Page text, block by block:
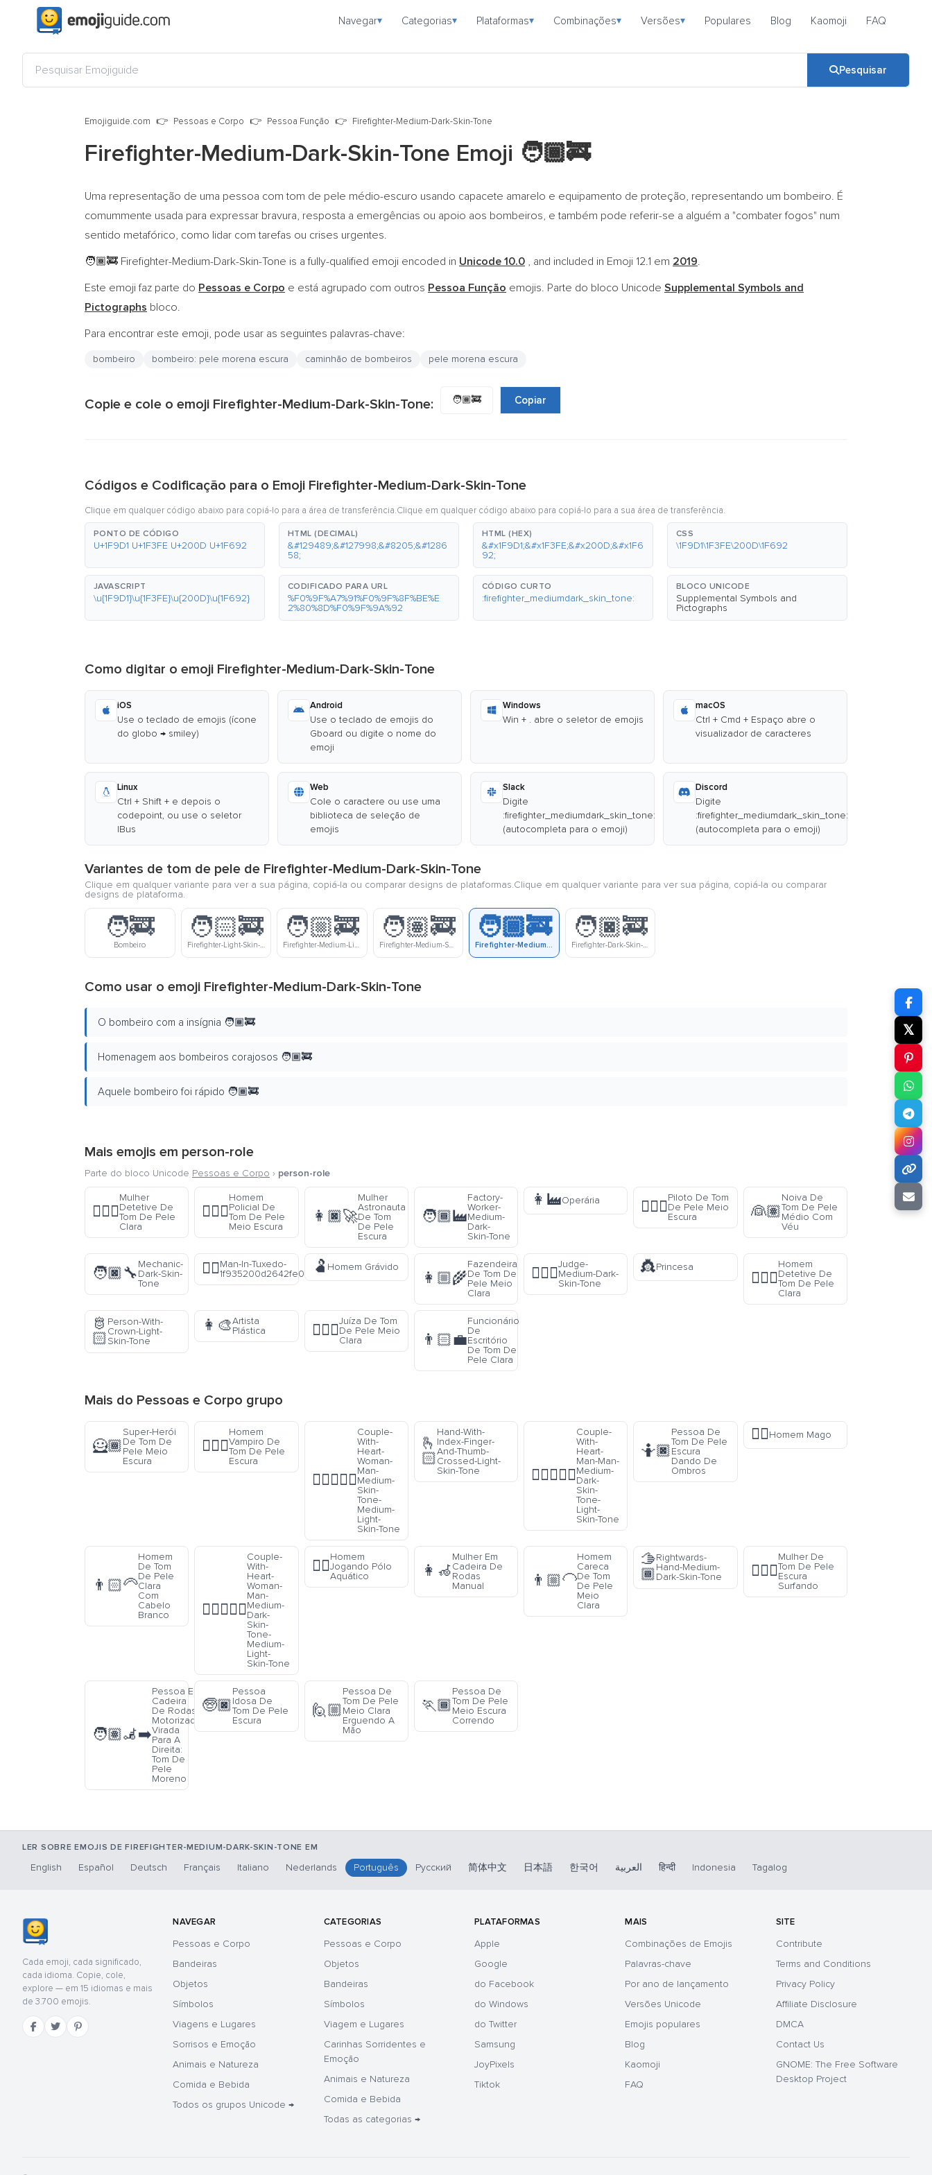
Navegar▾ Categorias▾ Plataformas▾ Combinações▾ Versões▾ Populares Blog Kaomoji FAQ
Pesquisar
Emojiguide.com Pessoas e Corpo Pessoa Função Firefighter-Medium-Dark-Skin-Tone
Firefighter-Medium-Dark-Skin-Tone Emoji 🧑🏾‍🚒
Uma representação de uma pessoa com tom de pele médio-escuro usando capacete amarelo e equipamento de proteção, representando um bombeiro. É
comummente usada para expressar bravura, resposta a emergências ou apoio aos bombeiros, e também pode referir-se a alguém a "combater fogos" num
sentido metafórico, como lidar com tarefas ou crises urgentes.
🧑🏾‍🚒 Firefighter-Medium-Dark-Skin-Tone is a fully-qualified emoji encoded in Unicode 10.0 , and included in Emoji 12.1 em 2019.
Este emoji faz parte do Pessoas e Corpo e está agrupado com outros Pessoa Função emojis. Parte do bloco Unicode Supplemental Symbols and
Pictographs bloco.
Para encontrar este emoji, pode usar as seguintes palavras-chave:
bombeiro bombeiro: pele morena escura caminhão de bombeiros pele morena escura
Copie e cole o emoji Firefighter-Medium-Dark-Skin-Tone: 🧑🏾‍🚒 Copiar
Códigos e Codificação para o Emoji Firefighter-Medium-Dark-Skin-Tone
Clique em qualquer código abaixo para copiá-lo para a área de transferência.Clique em qualquer código abaixo para copiá-lo para a sua área de transferência.
PONTO DE CÓDIGO
U+1F9D1 U+1F3FE U+200D U+1F692
HTML (DECIMAL)
&#129489;&#127998;&#8205;&#1286
58;
HTML (HEX)
&#x1F9D1;&#x1F3FE;&#x200D;&#x1F6
92;
CSS
\1F9D1\1F3FE\200D\1F692
JAVASCRIPT
\u{1F9D1}\u{1F3FE}\u{200D}\u{1F692}
CODIFICADO PARA URL
%F0%9F%A7%91%F0%9F%8F%BE%E
2%80%8D%F0%9F%9A%92
CÓDIGO CURTO
:firefighter_mediumdark_skin_tone:
BLOCO UNICODE
Supplemental Symbols and
Pictographs
Como digitar o emoji Firefighter-Medium-Dark-Skin-Tone
iOS
Use o teclado de emojis (ícone
do globo → smiley)
Android
Use o teclado de emojis do
Gboard ou digite o nome do
emoji
Windows
Win + . abre o seletor de emojis
macOS
Ctrl + Cmd + Espaço abre o
visualizador de caracteres
Linux
Ctrl + Shift + e depois o
codepoint, ou use o seletor
IBus
Web
Cole o caractere ou use uma
biblioteca de seleção de
emojis
Slack
Digite
:firefighter_mediumdark_skin_tone:
(autocompleta para o emoji)
Discord
Digite
:firefighter_mediumdark_skin_tone:
(autocompleta para o emoji)
Variantes de tom de pele de Firefighter-Medium-Dark-Skin-Tone
Clique em qualquer variante para ver a sua página, copiá-la ou comparar designs de plataformas.Clique em qualquer variante para ver sua página, copiá-la ou comparar
designs de plataforma.
🧑‍🚒
Bombeiro
🧑🏻‍🚒
Firefighter-Light-Skin-Tone
🧑🏼‍🚒
Firefighter-Medium-Light-Skin-Tone
🧑🏽‍🚒
Firefighter-Medium-Skin-Tone
🧑🏾‍🚒
Firefighter-Medium-Dark-Skin-Tone
🧑🏿‍🚒
Firefighter-Dark-Skin-Tone
Como usar o emoji Firefighter-Medium-Dark-Skin-Tone
O bombeiro com a insígnia 🧑🏾‍🚒
Homenagem aos bombeiros corajosos 🧑🏾‍🚒
Aquele bombeiro foi rápido 🧑🏾‍🚒
Mais emojis em person-role
Parte do bloco Unicode Pessoas e Corpo › person-role
🕵🏻‍♀️
Mulher
Detetive De
Tom De Pele
Clara
👮🏾‍♂️
Homem
Policial De
Tom De Pele
Meio Escura
👩🏿‍🚀
Mulher
Astronauta
De Tom
De Pele
Escura
🧑🏾‍🏭
Factory-
Worker-
Medium-
Dark-
Skin-Tone
👩‍🏭Operária 👨🏾‍✈️
Piloto De Tom
De Pele Meio
Escura
👰🏽
Noiva De
Tom De Pele
Médio Com
Véu
🧑🏿‍🔧
Mechanic-
Dark-Skin-
Tone
🤵‍♂️Man-In-Tuxedo-
1f935200d2642fe0f
🫃 Homem Grávido
👩🏼‍🌾
Fazendeira
De Tom De
Pele Meio
Clara
🧑🏾‍⚖️
Judge-
Medium-Dark-
Skin-Tone
👸Princesa
🕵🏻‍♂️
Homem
Detetive De
Tom De Pele
Clara
🫅
🏻
Person-With-
Crown-Light-
Skin-Tone
👩‍🎨Artista
Plástica
👩🏼‍⚖️
Juíza De Tom
De Pele Meio
Clara
👨🏻‍💼
Funcionário
De
Escritório
De Tom De
Pele Clara
Mais do Pessoas e Corpo grupo
🦸🏾
Super-Herói
De Tom De
Pele Meio
Escura
🧛🏿‍♂️
Homem
Vampiro De
Tom De Pele
Escura
👩🏽‍❤️‍👨🏼
Couple-
With-
Heart-
Woman-
Man-
Medium-
Skin-
Tone-
Medium-
Light-
Skin-Tone
🫰
🏻
Hand-With-
Index-Finger-
And-Thumb-
Crossed-Light-
Skin-Tone
👨🏾‍❤️‍👨🏻
Couple-
With-
Heart-
Man-Man-
Medium-
Dark-
Skin-
Tone-
Light-
Skin-Tone
🤷🏿
Pessoa De
Tom De Pele
Escura
Dando De
Ombros
🧙‍♂️Homem Mago
👨🏻‍🦳
Homem
De Tom
De Pele
Clara
Com
Cabelo
Branco
👩🏾‍❤️‍👨🏼
Couple-
With-
Heart-
Woman-
Man-
Medium-
Dark-
Skin-
Tone-
Medium-
Light-
Skin-Tone
🤽‍♂️
Homem
Jogando Pólo
Aquático
👩‍🦽
Mulher Em
Cadeira De
Rodas
Manual
👨🏼‍🦲
Homem
Careca
De Tom
De Pele
Meio
Clara
🫱
🏾
Rightwards-
Hand-Medium-
Dark-Skin-Tone
🏄🏿‍♀️
Mulher De
Tom De Pele
Escura
Surfando
🧑🏽‍🦼‍➡️
Pessoa Em
Cadeira
De Rodas
Motorizada
Virada
Para A
Direita:
Tom De
Pele
Moreno
🧓🏿
Pessoa
Idosa De
Tom De Pele
Escura
🙋🏼
Pessoa De
Tom De Pele
Meio Clara
Erguendo A
Mão
🏃🏾
Pessoa De
Tom De Pele
Meio Escura
Correndo
𝕏
LER SOBRE EMOJIS DE FIREFIGHTER-MEDIUM-DARK-SKIN-TONE EM
English Español Deutsch Français Italiano Nederlands Português Русский 简体中文 日本語 한국어 العربية हिन्दी Indonesia Tagalog
Cada emoji, cada significado,
cada idioma. Copie, cole,
explore — em 15 idiomas e mais
de 3.700 emojis.
NAVEGAR
Pessoas e Corpo
Bandeiras
Objetos
Símbolos
Viagens e Lugares
Sorrisos e Emoção
Animais e Natureza
Comida e Bebida
Todos os grupos Unicode →
CATEGORIAS
Pessoas e Corpo
Objetos
Bandeiras
Símbolos
Viagem e Lugares
Carinhas Sorridentes e
Emoção
Animais e Natureza
Comida e Bebida
Todas as categorias →
PLATAFORMAS
Apple
Google
do Facebook
do Windows
do Twitter
Samsung
JoyPixels
Tiktok
MAIS
Combinações de Emojis
Palavras-chave
Por ano de lançamento
Versões Unicode
Emojis populares
Blog
Kaomoji
FAQ
SITE
Contribute
Terms and Conditions
Privacy Policy
Affiliate Disclosure
DMCA
Contact Us
GNOME: The Free Software
Desktop Project